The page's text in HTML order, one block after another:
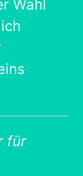
Wahl
für